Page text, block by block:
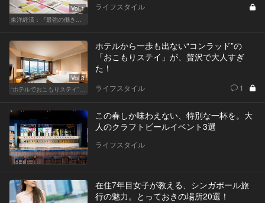
Vol.1
東洋経済：『最強の働き方』『一流の育て方』
ライフスタイル
Vol.3
“ホテルでおこもりステイ”が大人デートに最高の選択だ
ホテルから一歩も出ない“コンラッド”の
「おこもりステイ」が、贅沢で大人すぎ
た！
ライフスタイル 1
この春しか味わえない、特別な一杯を。大
人のクラフトビールイベント3選
ライフスタイル
在住7年目女子が教える、シンガポール旅
行の魅力。とっておきの場所20選！